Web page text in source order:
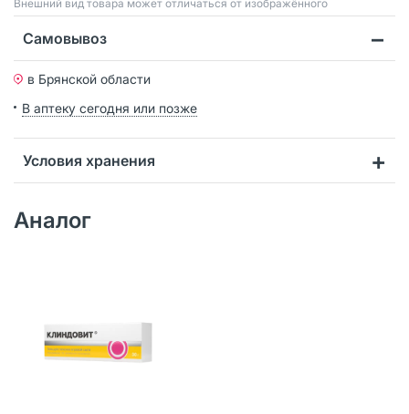
Bнешний вид товара может отличаться от изображённого
Самовывоз
в Брянской области
В аптеку сегодня или позже
Условия хранения
Аналог